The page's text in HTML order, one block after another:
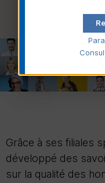
Grâce à ses filiales
développé des
sur la qualité des